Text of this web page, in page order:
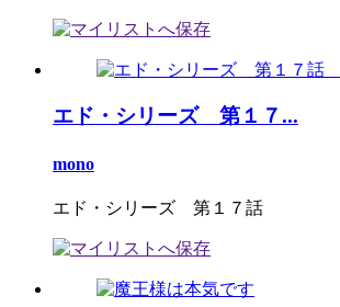
エド・シリーズ 第１７...
mono
エド・シリーズ 第１７話